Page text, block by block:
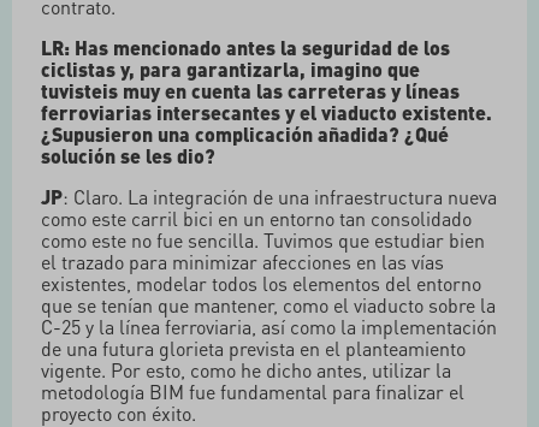
contrato.
LR: Has mencionado antes la seguridad de los
ciclistas y, para garantizarla, imagino que
tuvisteis muy en cuenta las carreteras y líneas
ferroviarias intersecantes y el viaducto existente.
¿Supusieron una complicación añadida? ¿Qué
solución se les dio?
JP: Claro. La integración de una infraestructura nueva
como este carril bici en un entorno tan consolidado
como este no fue sencilla. Tuvimos que estudiar bien
el trazado para minimizar afecciones en las vías
existentes, modelar todos los elementos del entorno
que se tenían que mantener, como el viaducto sobre la
C-25 y la línea ferroviaria, así como la implementación
de una futura glorieta prevista en el planteamiento
vigente. Por esto, como he dicho antes, utilizar la
metodología BIM fue fundamental para finalizar el
proyecto con éxito.